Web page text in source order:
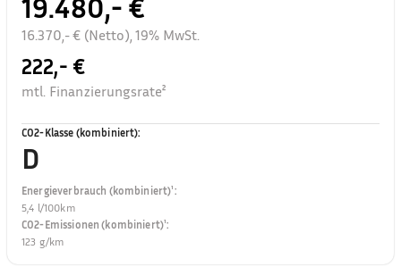
19.480,- €
16.370,- € (Netto), 19% MwSt.
222,- €
mtl. Finanzierungsrate²
CO2-Klasse (kombiniert):
D
Energieverbrauch (kombiniert)¹:
5,4 l/100km
CO2-Emissionen (kombiniert)¹:
123 g/km